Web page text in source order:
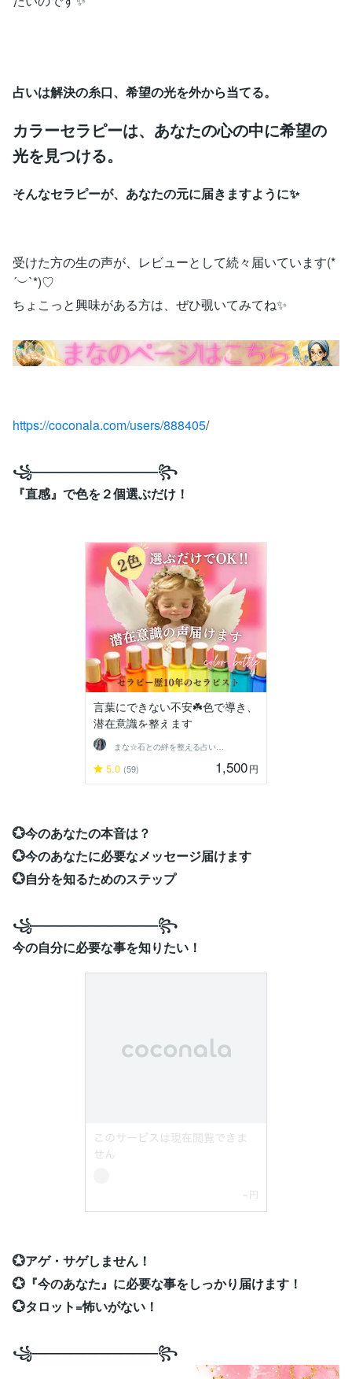
占いは解決の糸口、希望の光を外から当てる。
カラーセラピーは、あなたの心の中に希望の
光を見つける。
そんなセラピーが、あなたの元に届きますように✨
受けた方の生の声が、レビューとして続々届いています(*
´︶`*)♡
ちょこっと興味がある方は、ぜひ覗いてみてね✨
https://coconala.com/users/888405/
꧁——————————꧂
『直感』で色を２個選ぶだけ！
言葉にできない不安☘️色で導き、
潜在意識を整えます
まな☆石との絆を整える占い師＆セラピスト
5.0 (59) 1,500円
💮今のあなたの本音は？
💮今のあなたに必要なメッセージ届けます
💮自分を知るためのステップ
꧁——————————꧂
今の自分に必要な事を知りたい！
💮アゲ・サゲしません！
💮『今のあなた』に必要な事をしっかり届けます！
💮タロット=怖いがない！
꧁——————————꧂